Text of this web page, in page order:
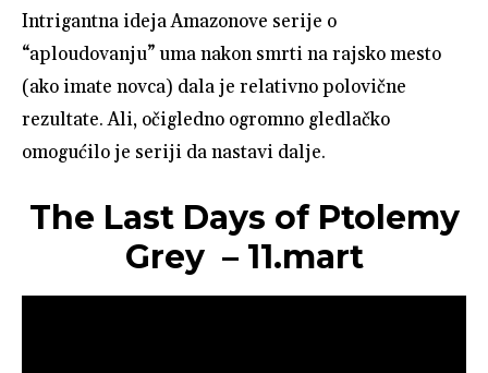
Intrigantna ideja Amazonove serije o
“aploudovanju” uma nakon smrti na rajsko mesto
(ako imate novca) dala je relativno polovične
rezultate. Ali, očigledno ogromno gledlačko
omogućilo je seriji da nastavi dalje.
The Last Days of Ptolemy
Grey – 11.mart